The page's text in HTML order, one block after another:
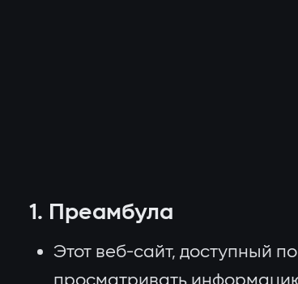
1. Преамбула
Этот веб-сайт, доступный